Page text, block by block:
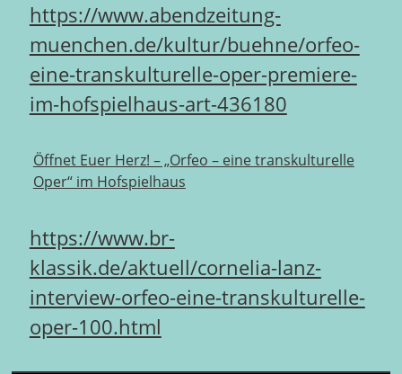
https://www.abendzeitung-
muenchen.de/kultur/buehne/orfeo-
eine-transkulturelle-oper-premiere-
im-hofspielhaus-art-436180
Öffnet Euer Herz! – „Orfeo – eine transkulturelle
Oper“ im Hofspielhaus
https://www.br-
klassik.de/aktuell/cornelia-lanz-
interview-orfeo-eine-transkulturelle-
oper-100.html